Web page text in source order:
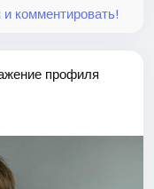
комментировать!
профиля